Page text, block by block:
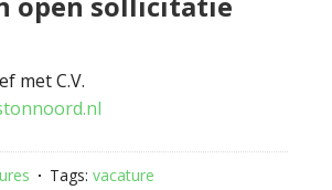
met C.V.
Tags: vacature